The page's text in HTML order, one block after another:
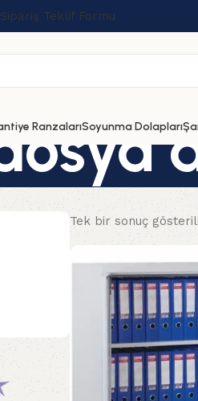
Teklif Formu
RanzalarıSoyunma Dolapları
Tek bir sonuç